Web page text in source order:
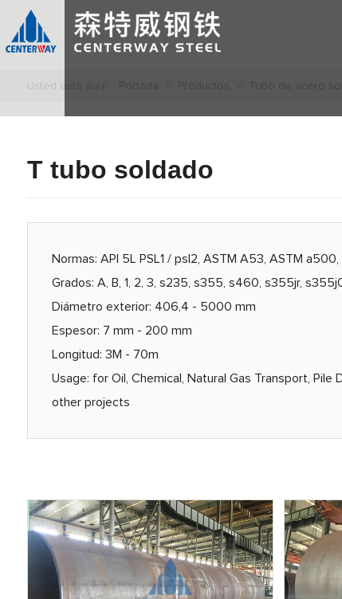
Usted está aquí :
T tubo soldado
Normas: API 5L PSL1 / psl2, ASTM A53, ASTM
Grados: A, B, 1, 2, 3, s235, s355, s460, s355jr,
Diámetro exterior: 406,4 - 5000 mm
Espesor: 7 mm - 200 mm
Longitud: 3M - 70m
Usage: for Oil, Chemical, Natural Gas Transport, Pile
other projects